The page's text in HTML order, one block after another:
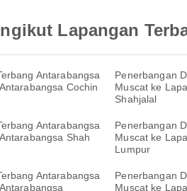
Lapangan
Antarabangsa
Cochin
Penerbangan
Muscat ke
Shahjalal
Antarabangsa
Shah
Penerbangan
Muscat ke
Lumpur
Antarabangsa
Penerbangan
Muscat ke